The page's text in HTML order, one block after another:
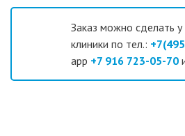
Заказ можно сделать
клиники по тел.:
app +7 916 723-05-70